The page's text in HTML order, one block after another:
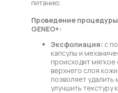
питанию.
Проведение
GENEO+:
Эксфолиация: с
капсулы и
происходит
верхнего слоя
позволяет удалить
улучшить текстуру